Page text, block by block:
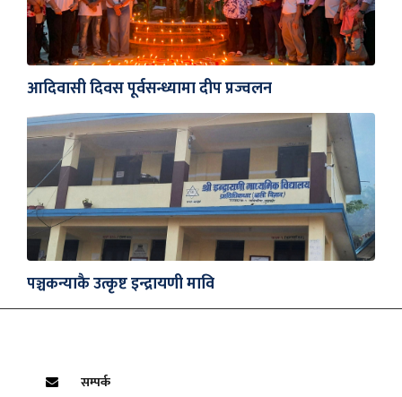
आदिवासी दिवस पूर्वसन्ध्यामा दीप प्रज्वलन
पञ्चकन्याकै उत्कृष्ट इन्द्रायणी मावि
सम्पर्क